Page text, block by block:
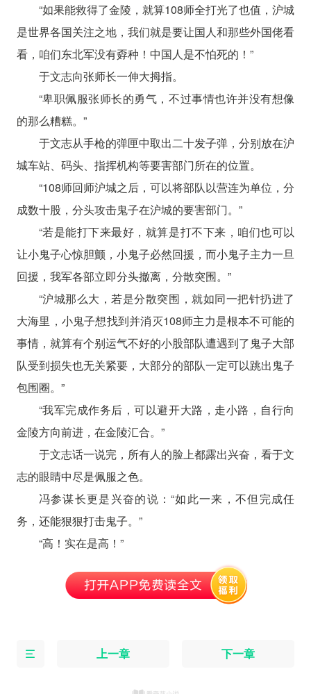
“如果能救得了金陵，就算108师全打光了也值，沪城
是世界各国关注之地，我们就是要让国人和那些外国佬看
看，咱们东北军没有孬种！中国人是不怕死的！”
于文志向张师长一伸大拇指。
“卑职佩服张师长的勇气，不过事情也许并没有想像
的那么糟糕。”
于文志从手枪的弹匣中取出二十发子弹，分别放在沪
城车站、码头、指挥机构等要害部门所在的位置。
“108师回师沪城之后，可以将部队以营连为单位，分
成数十股，分头攻击鬼子在沪城的要害部门。”
“若是能打下来最好，就算是打不下来，咱们也可以
让小鬼子心惊胆颤，小鬼子必然回援，而小鬼子主力一旦
回援，我军各部立即分头撤离，分散突围。”
“沪城那么大，若是分散突围，就如同一把针扔进了
大海里，小鬼子想找到并消灭108师主力是根本不可能的
事情，就算有个别运气不好的小股部队遭遇到了鬼子大部
队受到损失也无关紧要，大部分的部队一定可以跳出鬼子
包围圈。”
“我军完成作务后，可以避开大路，走小路，自行向
金陵方向前进，在金陵汇合。”
于文志话一说完，所有人的脸上都露出兴奋，看于文
志的眼睛中尽是佩服之色。
冯参谋长更是兴奋的说：“如此一来，不但完成任
务，还能狠狠打击鬼子。”
“高！实在是高！”
上一章 下一章